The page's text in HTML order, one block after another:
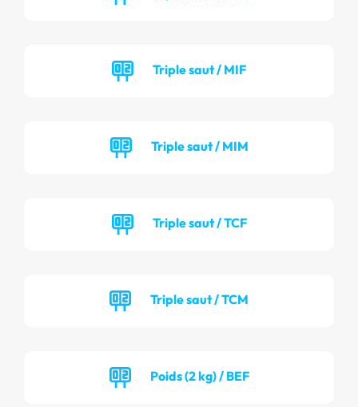
Triple saut / MIF
Triple saut / MIM
Triple saut / TCF
Triple saut / TCM
Poids (2 kg) / BEF